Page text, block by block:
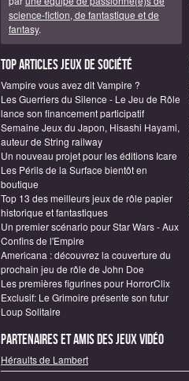
science-fiction, de fantastique et de
fantasy.
Top articles Jeux de société
Vampire vous avez dit Vampire ?
Les Guerriers du Silence - Le Jeu de Rôle
lance son financement participatif
Semaine Jeux du Japon, Hisashi Hayami,
auteur de String railway
Un nouveau projet pour les éditions Icare
Les Périls de la Surface bientôt en
boutique
Top 13 des meilleurs jeux de rôle papier
historique et fantastiques
Un premier scénario pour Star Wars - Aux
Confins de l'Empire
Americana : découvrez la couverture du
prochain jeu de rôle de John Doe
Les premières figurines pour HorrorClix
Exclusif: Le Grimoire présente son futur
Loup Solitaire
Partenaires et amis des jeux vidéo
Héraults de Lambert